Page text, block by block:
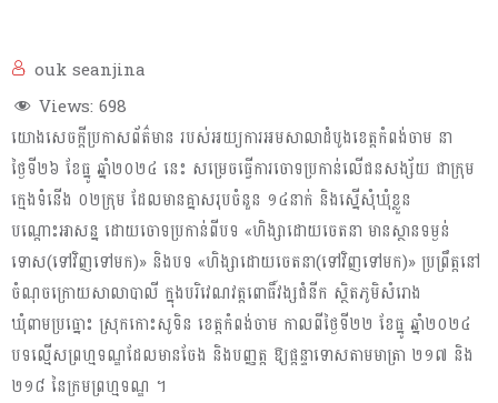
ouk seanjina
Views: 698
យោងសេចក្ដីប្រកាសព័ត៌មាន របស់អយ្យការអមសាលាដំបូងខេត្តកំពង់ចាម នា
ថ្ងៃទី២៦ ខែធ្នូ ឆ្នាំ២០២៤ នេះ សម្រេចធ្វើការចោទប្រកាន់លើជនសង្ស័យ ជាក្រុម
ក្មេងទំនើង ០២ក្រុម ដែលមានគ្នាសរុបចំនួន ១៤នាក់ និងស្នើសុំឃុំខ្លួន
បណ្ដោះអាសន្ន ដោយចោទប្រកាន់ពីបទ «ហិង្សាដោយចេតនា មានស្ថានទម្ងន់
ទោស(ទៅវិញទៅមក)» និងបទ «ហិង្សាដោយចេតនា(ទៅវិញទៅមក)» ប្រព្រឹត្តនៅ
ចំណុចក្រោយសាលាបាលី ក្នុងបរិវេណវត្តពោធិ៍វង្សជំនីក ស្ថិតភូមិសំរោង
ឃុំពាមប្រធ្នោះ ស្រុកកោះសូទិន ខេត្តកំពង់ចាម កាលពីថ្ងៃទី២២ ខែធ្នូ ឆ្នាំ២០២៤
បទល្មើសព្រហ្មទណ្ឌដែលមានចែង និងបញ្ញត្ត ឱ្យផ្តន្ទាទោសតាមមាត្រា ២១៧ និង
២១៨ នៃក្រមព្រហ្មទណ្ឌ ។